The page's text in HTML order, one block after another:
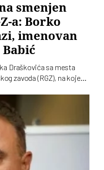
smenjen
a: Borko
imenovan
Draškovića sa mesta
zavoda (RGZ), na kojem